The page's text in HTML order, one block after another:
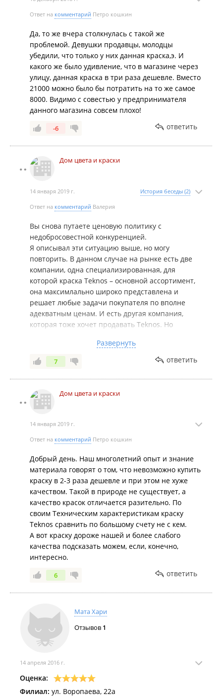
Ответ на комментарий Петро кошкин
Да, то же вчера столкнулась с такой же
проблемой. Девушки продавцы, молодцы
убедили, что только у них данная краска,э. И
какого же было удивление, что в магазине через
улицу, данная краска в три раза дешевле. Вместо
21000 можно было бы потратить на то же самое
8000. Видимо с совестью у предпринимателя
данного магазина совсем плохо!
-6 ответить
Дом цвета и краски
14 января 2019 г. История беседы (2)
Ответ на комментарий Валерия
Вы снова путаете ценовую политику с
недобросовестной конкуренцией.
Я описывал эти ситуацию выше, но могу
повторить. В данном случае на рынке есть две
компании, одна специализированная, для
которой краска Teknos – основной ассортимент,
она максимлально широко представлена и
решает любые задачи покупателя по вполне
адекватным ценам. И есть другая компания,
которая тоже хочет продавать Teknos. Но
начинаются хитрости. Они завозят только 2
наименования краски из всего ассортимента
Teknos и ставят цену ниже себестоимости (а
себестоимость нам хорошо известна),
зарабатывая на своем основном ассортименте.
Цель максимум – выбить конкурента с рынка
остаться одному на рынке с данной продукцией
и потом поднять цену до нормального уровня и
специализированный магазин, не сможет
снизить цену на всю свою продукцию ниже с/с и
работать себе в убыток. Цель минимум –
испортить репутацию конкурента и
переключить покупателей на себя.
И еще. Невозможно продавать продукцию в 2-3
раза выше среднерыночной цены. На этом
нельзя заработать – никто просто не купит. А вот
опустить цену на пару позиций ниже
себестоимости не запрещено. Особенно если
тебе эти товары – капля в море, а для конкурента
Развернуть
7 ответить
Дом цвета и краски
14 января 2019 г.
Ответ на комментарий Петро кошкин
Добрый день. Наш многолетний опыт и знание
материала говорят о том, что невозможно купить
краску в 2-3 раза дешевле и при этом не хуже
качеством. Такой в природе не существует, а
качество красок отличается разительно. По
своим Техническим характеристикам краску
Teknos сравнить по большому счету не с кем.
А вот краску дороже нашей и более слабого
качества подсказать можем, если, конечно,
интересно.
6 ответить
Мата Хари
Отзывов 1
14 апреля 2016 г.
Оценка:
Филиал: ул. Воропаева, 22а